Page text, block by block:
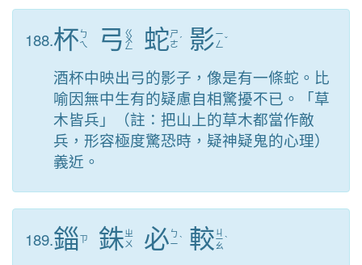
188.杯 ㄅ
ㄟ
弓 ㄍ
ㄨ
ㄥ 蛇ㄕ
ㄜ ˊ 影ㄧ
ㄥ ˇ
酒杯中映出弓的影子，像是有一條蛇。比
喻因無中生有的疑慮自相驚擾不已。「草
木皆兵」（註：把山上的草木都當作敵
兵，形容極度驚恐時，疑神疑鬼的心理）
義近。
189.錙ㄗ 銖ㄓ
ㄨ
必 ㄅ
ㄧˋ 較 ㄐ
ㄧ
ㄠ
ˋ